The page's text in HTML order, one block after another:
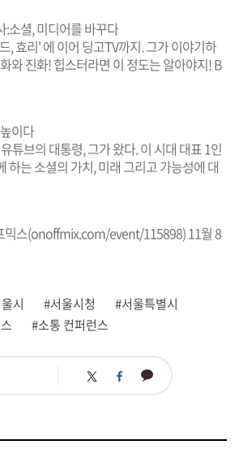
:소셜, 미디어를 바꾸다
, 효리' 에 이어 딩고TV까지. 그가 이야기하
와 진화! 힙스터라면 이 정도는 알아야지! B
이다
튜브의 대통령, 그가 왔다. 이 시대 대표 1인
하는 소셜의 가치, 미래 그리고 가능성에 대
믹스(onoffmix.com/event/115898) 11월 8
시 #서울시청
#서울특별시
#소통 컨퍼런스
트 페 카